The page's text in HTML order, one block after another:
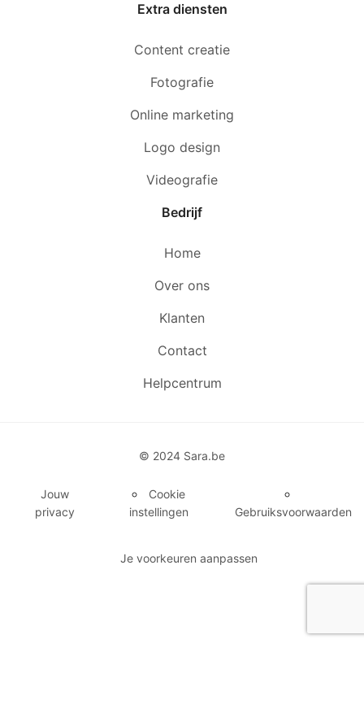
Extra diensten
Content creatie
Fotografie
Online marketing
Logo design
Videografie
Bedrijf
Home
Over ons
Klanten
Contact
Helpcentrum
© 2024 Sara.be
Jouw
privacy
Cookie
instellingen
Gebruiksvoorwaarden
Je voorkeuren aanpassen